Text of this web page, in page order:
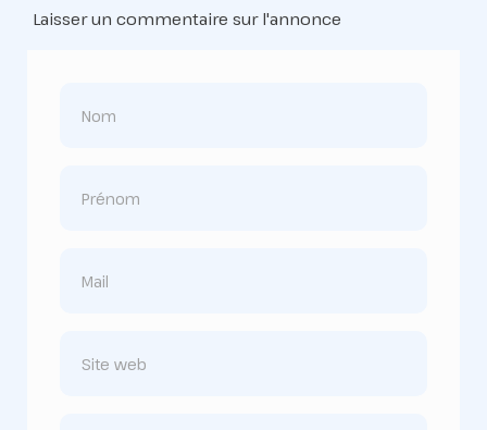
Laisser un commentaire sur l'annonce